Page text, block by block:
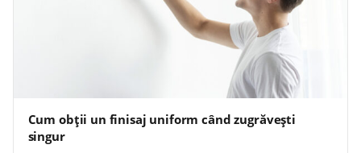
Cum obții un finisaj uniform când zugrăvești
singur